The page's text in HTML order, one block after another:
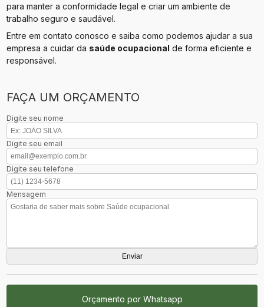
para manter a conformidade legal e criar um ambiente de
trabalho seguro e saudável.
Entre em contato conosco e saiba como podemos ajudar a sua
empresa a cuidar da saúde ocupacional de forma eficiente e
responsável.
FAÇA UM ORÇAMENTO
Digite seu nome
Digite seu email
Digite seu telefone
Mensagem
Orçamento por Whatsapp